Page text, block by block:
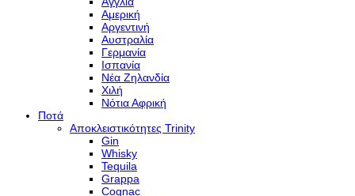
Αμερική
Αργεντινή
Αυστραλία
Γερμανία
Ισπανία
Νέα Ζηλανδία
Χιλή
Νότια Αφρική
Ποτά
Αποκλειστικότητες Trinity
Gin
Whisky
Tequila
Grappa
Cognac